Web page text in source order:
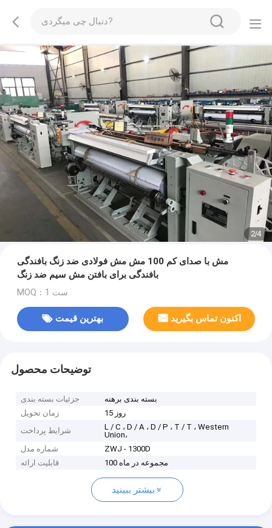
2/4
مش با صدای کم 100 مش مش فولادی ضد زنگ بافندگی
بافندگی برای بافتن مش سیم ضد زنگ
MOQ：1 ست
بهترین قیمت اکنون تماس بگیرید
توضیحات محصول
جزئیات بسته بندی
بسته بندی برهنه
زمان تحویل
15 روز
شرایط پرداخت
L / C ، D / A ، D / P ، T / T ، Western
Union،
شماره مدل
ZWJ - 1300D
قابلیت ارائه
100 مجموعه در ماه
بیشتر ببینید